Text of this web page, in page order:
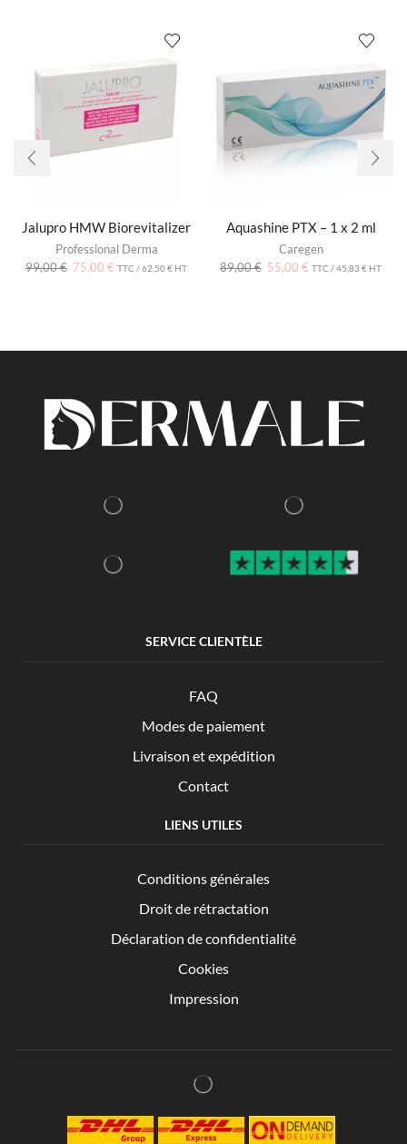
Jalupro HMW Biorevitalizer
Professional Derma
99,00€ 75,00 € TTC /62,50€ HT
Aquashine PTX – 1 x 2 ml
Caregen
89,00€ 55,00 € TTC /45,83€ HT
SERVICE CLIENTÈLE
FAQ
Modes de paiement
Livraison et expédition
Contact
LIENS UTILES
Conditions générales
Droit de rétractation
Déclaration de confidentialité
Cookies
Impression